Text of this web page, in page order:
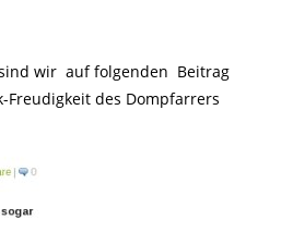
wir auf folgenden Beitrag
Freudigkeit des Dompfarrers